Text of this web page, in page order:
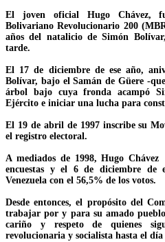
El joven oficial Hugo Chávez,
Bolivariano Revolucionario 200
años del natalicio de Simón
tarde.
El 17 de diciembre de ese año,
Bolívar, bajo el Samán de Güere -
árbol bajo cuya fronda acampó
Ejército e iniciar una lucha para
El 19 de abril de 1997 inscribe su
el registro electoral.
A mediados de 1998, Hugo
encuestas y el 6 de diciembre de
Venezuela con el 56,5% de los votos.
Desde entonces, el propósito del
trabajar por y para su amado pueblo
cariño y respeto de quienes
revolucionaria y socialista hasta el día